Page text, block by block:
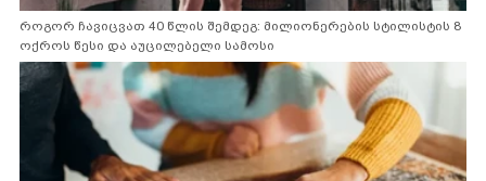
როგორ ჩავიცვათ 40 წლის შემდეგ: მილიონერების სტილისტის 8
ოქროს წესი და აუცილებელი სამოსი